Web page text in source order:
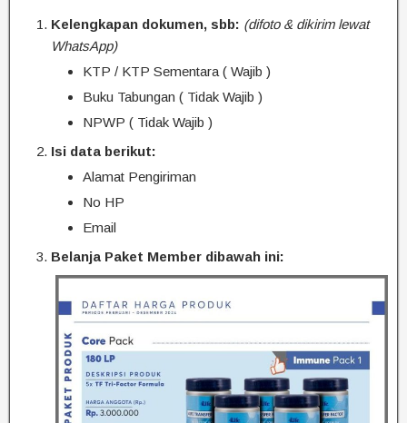
Kelengkapan dokumen, sbb: (difoto & dikirim lewat
WhatsApp)
KTP / KTP Sementara ( Wajib )
Buku Tabungan ( Tidak Wajib )
NPWP ( Tidak Wajib )
Isi data berikut:
Alamat Pengiriman
No HP
Email
Belanja Paket Member dibawah ini: